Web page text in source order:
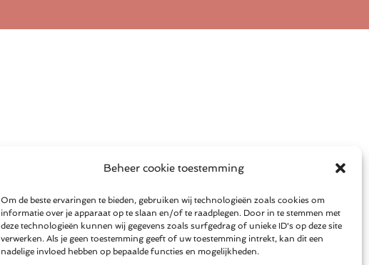
Beheer cookie toestemming
Om de beste ervaringen te bieden, gebruiken wij technologieën zoals cookies om
informatie over je apparaat op te slaan en/of te raadplegen. Door in te stemmen met
deze technologieën kunnen wij gegevens zoals surfgedrag of unieke ID's op deze site
verwerken. Als je geen toestemming geeft of uw toestemming intrekt, kan dit een
nadelige invloed hebben op bepaalde functies en mogelijkheden.